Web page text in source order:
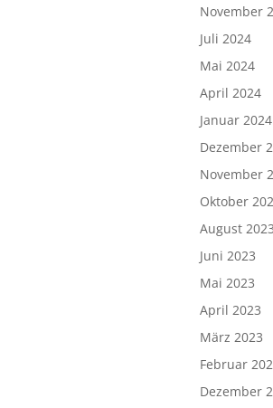
November
Juli 2024
Mai 2024
April 2024
Januar 2024
Dezember
November
Oktober
August 2023
Juni 2023
Mai 2023
April 2023
März 2023
Februar
Dezember